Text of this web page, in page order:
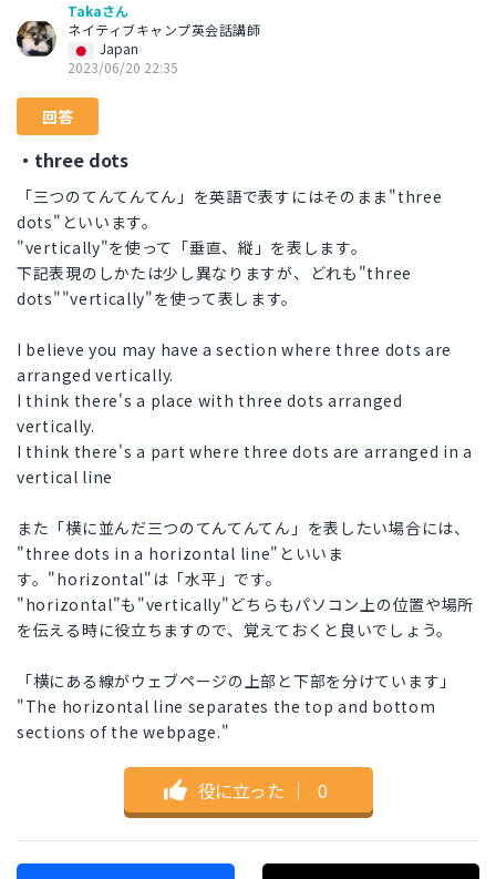
Takaさん
ネイティブキャンプ英会話講師
Japan
2023/06/20 22:35
回答
・three dots
「三つのてんてんてん」を英語で表すにはそのまま"three
dots"といいます。
"vertically"を使って「垂直、縦」を表します。
下記表現のしかたは少し異なりますが、どれも"three
dots""vertically"を使って表します。
I believe you may have a section where three dots are
arranged vertically.
I think there's a place with three dots arranged
vertically.
I think there's a part where three dots are arranged in a
vertical line
また「横に並んだ三つのてんてんてん」を表したい場合には、
"three dots in a horizontal line"といいま
す。"horizontal"は「水平」です。
"horizontal"も"vertically"どちらもパソコン上の位置や場所
を伝える時に役立ちますので、覚えておくと良いでしょう。
「横にある線がウェブページの上部と下部を分けています」
"The horizontal line separates the top and bottom
sections of the webpage."
役に立った ｜ 0